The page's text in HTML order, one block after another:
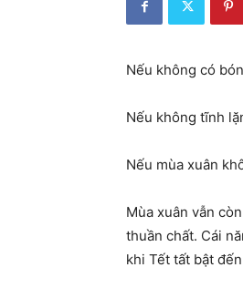
Nếu không có
Nếu không tĩnh
Nếu mùa xuân
Mùa xuân vẫn
thuần chất. Cái
khi Tết tất bật